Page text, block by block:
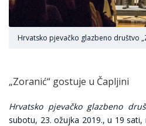
Hrvatsko pjevačko glazbeno društvo
„Zoranić“ gostuje u Čapljini
Hrvatsko pjevačko glazbeno
subotu, 23. ožujka 2019., u 19